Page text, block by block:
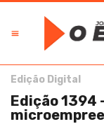
Edição Digital
Edição 1394